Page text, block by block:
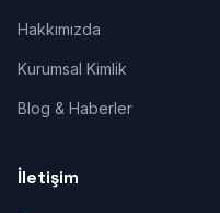
Hakkımızda
Kurumsal Kimlik
Blog & Haberler
İletişim